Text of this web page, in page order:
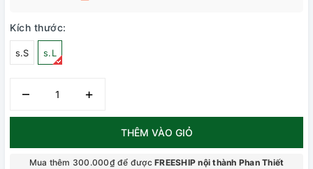
Kích thước:
s.S s.L
– +
THÊM VÀO GIỎ
Mua thêm 300.000₫ để đượcFREESHIP nội thành Phan Thiết